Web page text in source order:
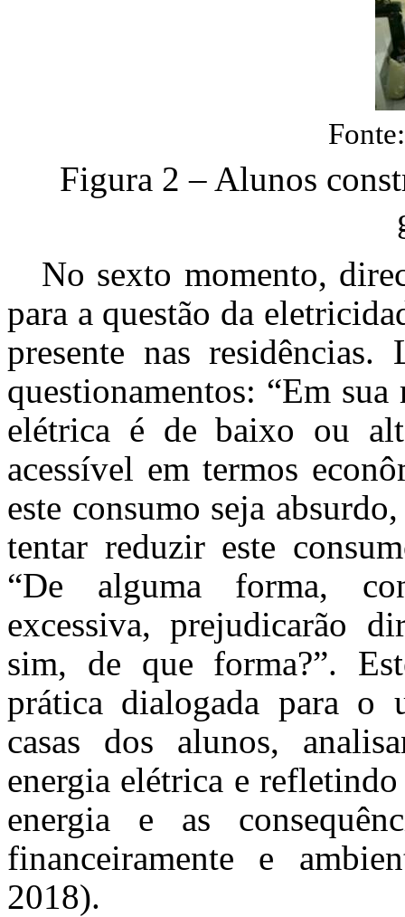
Fonte:
Figura 2 – Alunos
No sexto momento,
para a questão da
presente nas
questionamentos: “Em
elétrica é de baixo ou
acessível em termos
este consumo seja
tentar reduzir este
“De alguma forma,
excessiva, prejudicarão
sim, de que forma?”.
prática dialogada para o
casas dos alunos,
energia elétrica e
energia e as
financeiramente e
2018).